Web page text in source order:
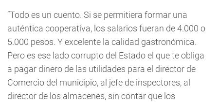
“Todo es un cuento. Si se permitiera formar una
auténtica cooperativa, los salarios fueran de 4.000 o
5.000 pesos. Y excelente la calidad gastronómica.
Pero es ese lado corrupto del Estado el que te obliga
a pagar dinero de las utilidades para el director de
Comercio del municipio, al jefe de inspectores, al
director de los almacenes, sin contar que los